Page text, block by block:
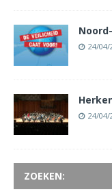
24/04/
24/04/
ZOEKEN: